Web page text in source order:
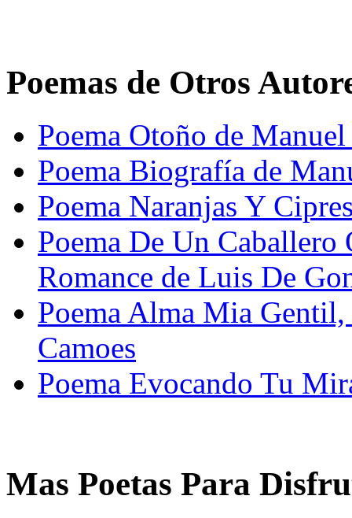
Poemas de Otros
Poema Otoño de
Poema Biografía de
Poema Naranjas Y
Poema De Un
Romance de Luis De
Poema Alma Mia
Camoes
Poema Evocando Tu
Mas Poetas Para